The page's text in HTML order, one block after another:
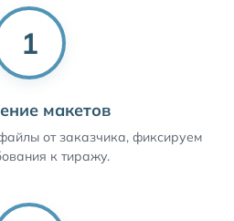
1
макетов
от заказчика, фиксируем
к тиражу.